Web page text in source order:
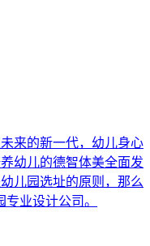
来的新一代，幼儿身心
幼儿的德智体美全面发
儿园选址的原则，那么
业设计公司。